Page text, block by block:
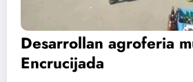
Desarrollan agroferia
Encrucijada